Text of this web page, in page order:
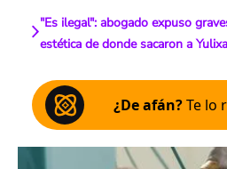
"Es ilegal": abogado expuso
estética de donde sacaron a
¿De afán?Te lo